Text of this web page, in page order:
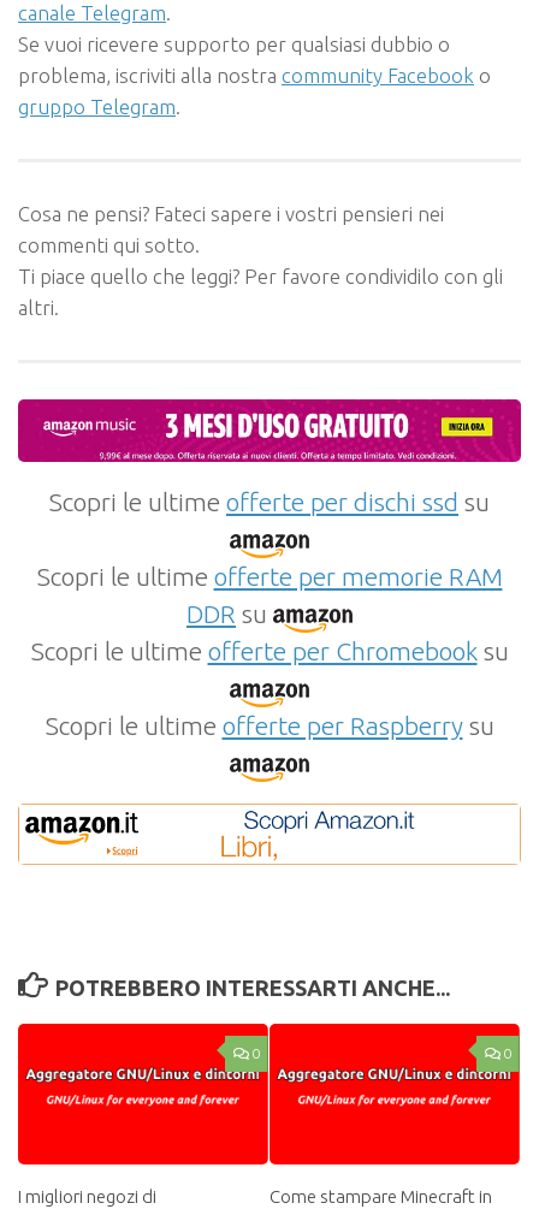
canale Telegram.
Se vuoi ricevere supporto per qualsiasi dubbio o
problema, iscriviti alla nostra community Facebook o
gruppo Telegram.
Cosa ne pensi? Fateci sapere i vostri pensieri nei
commenti qui sotto.
Ti piace quello che leggi? Per favore condividilo con gli
altri.
Scopri le ultime offerte per dischi ssd su
Scopri le ultime offerte per memorie RAM
DDR su
Scopri le ultime offerte per Chromebooksu
Scopri le ultime offerte per Raspberrysu
POTREBBERO INTERESSARTI ANCHE...
0
I migliori negozi di
0
Come stampare Minecraft in